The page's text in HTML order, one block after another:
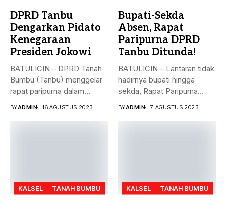
DPRD Tanbu
Dengarkan Pidato
Kenegaraan
Presiden Jokowi
BATULICIN – DPRD Tanah
Bumbu (Tanbu) menggelar
rapat paripurna dalam
BYADMIN 16 AGUSTUS 2023
Bupati-Sekda
Absen, Rapat
Paripurna DPRD
Tanbu Ditunda!
BATULICIN – Lantaran tidak
hadirnya bupati hingga
sekda, Rapat Paripurna
BYADMIN 7 AGUSTUS 2023
KALSEL TANAH BUMBU KALSEL TANAH BUMBU